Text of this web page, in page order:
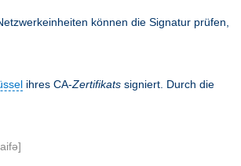
können die Signatur prüfen,
ihres CA-Zertifikats signiert. Durch die